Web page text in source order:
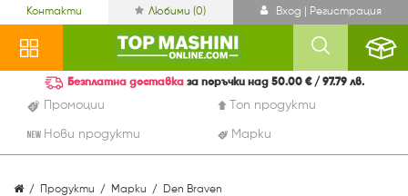
Контакти Любими (0) Вход | Регистрация
Промоции Топ продукти
Нови продукти Марки
Безплатна доставка за поръчки над 50.00 € / 97.79 лв.
Продукти Марки Den Braven